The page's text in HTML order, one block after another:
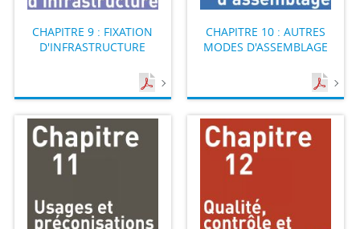
CHAPITRE 9 : FIXATION
D'INFRASTRUCTURE
CHAPITRE 10 : AUTRES
MODES D'ASSEMBLAGE